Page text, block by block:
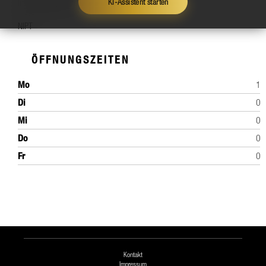
invasive Diagnostik
NIPT
ÖFFNUNGSZEITEN
Mo
Di
Mi
Do
Fr
Kontakt
Impressum